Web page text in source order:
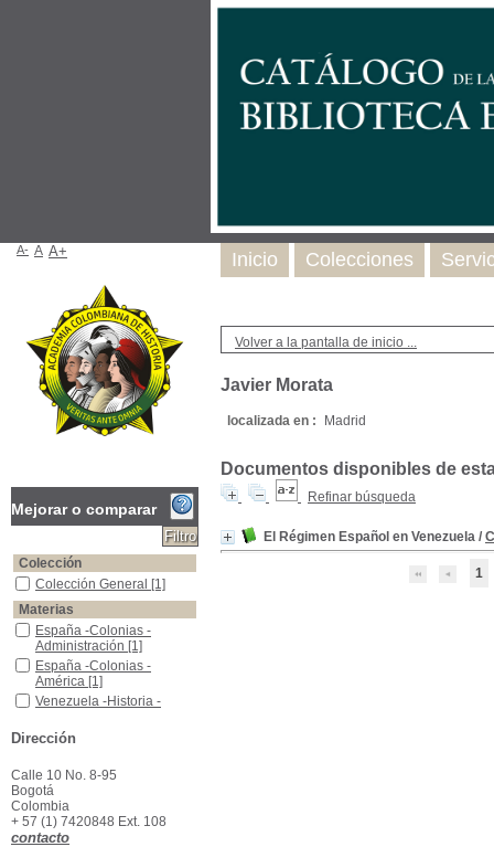
Volver a la pantalla de inicio ...
Javier Morata
localizada en : Madrid
Documentos disponibles de
Refinar búsqueda
El Régimen Español en Venezuela /
1
Inicio Colecciones
A- A A+
Mejorar o comparar
Colección
Colección General
Colección General [1]
Materias
España -Colonias - Administración
España -Colonias -
Administración [1]
España -Colonias -América
España -Colonias -
América [1]
Venezuela -Historia -Hasta 1810
Venezuela -Historia -
Dirección
Calle 10 No. 8-95
Bogotá
Colombia
+ 57 (1) 7420848 Ext. 108
contacto